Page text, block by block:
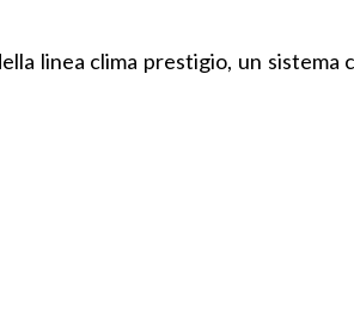
linea clima prestigio, un